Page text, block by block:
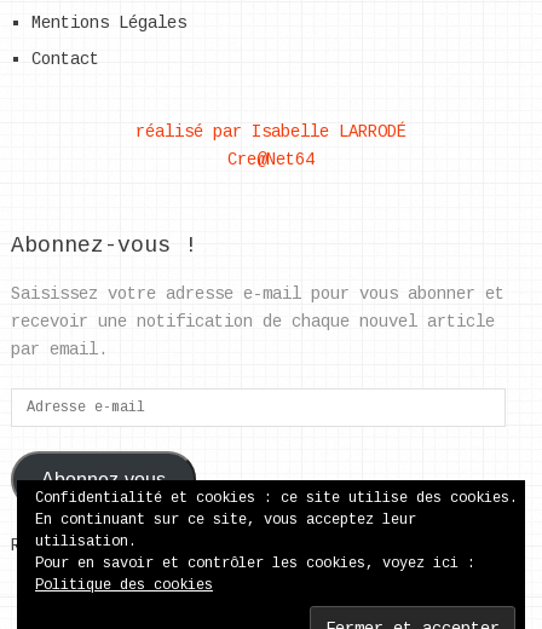
Mentions Légales
Contact
réalisé par Isabelle LARRODÉ
Cre@Net64
Abonnez-vous !
Saisissez votre adresse e-mail pour vous abonner et
recevoir une notification de chaque nouvel article
par email.
Adresse
e-
mail
Abonnez-vous
Rejoignez les 37 autres abonnés
Copyright © 2026.
Confidentialité et cookies : ce site utilise des cookies.
En continuant sur ce site, vous acceptez leur
utilisation.
Pour en savoir et contrôler les cookies, voyez ici :
Politique des cookies